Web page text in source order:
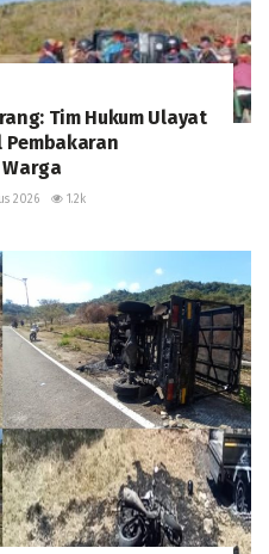
Tim Hukum Ulayat
Pembakaran
2026 1.2k